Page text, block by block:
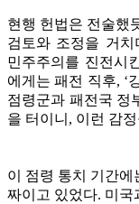
현행 헌법은 전술했
검토와 조정을 거
민주주의를 진전시
에게는 패전 직후, ‘
점령군과 패전국 정
을 터이니, 이런 감
이 점령 통치 기간에
짜이고 있었다. 미국